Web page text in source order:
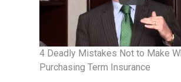
4 Deadly Mistakes Not to Make
Purchasing Term Insurance